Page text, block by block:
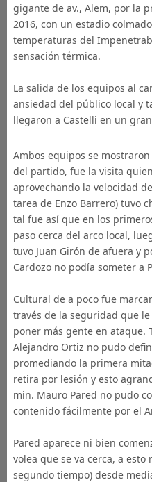
gigante de av., Alem, por la
2016, con un estadio
temperaturas del
sensación térmica.
La salida de los equipos al
ansiedad del público local y
llegaron a Castelli en un
Ambos equipos se
del partido, fue la visita
aprovechando la velocidad
tarea de Enzo Barrero) tuvo
tal fue así que en los
paso cerca del arco local,
tuvo Juan Girón de afuera y
Cardozo no podía someter a
Cultural de a poco fue
través de la seguridad que
poner más gente en ataque.
Alejandro Ortiz no pudo
promediando la primera
retira por lesión y esto
min. Mauro Pared no pudo
contenido fácilmente por el
Pared aparece ni bien
volea que se va cerca, a esto
segundo tiempo) desde